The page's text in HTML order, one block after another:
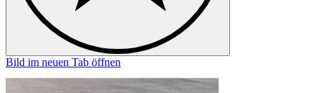
Bild im neuen Tab öffnen